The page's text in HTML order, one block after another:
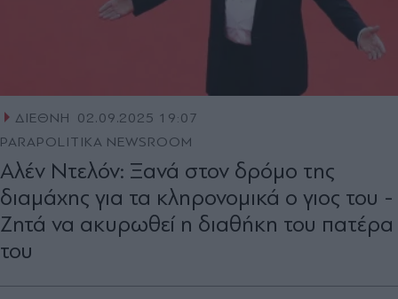
ΔΙΕΘΝΗ
02.09.2025 19:07
PARAPOLITIKA NEWSROOM
Αλέν Ντελόν: Ξανά στον δρόμο της
διαμάχης για τα κληρονομικά ο γιος του -
Ζητά να ακυρωθεί η διαθήκη του πατέρα
του